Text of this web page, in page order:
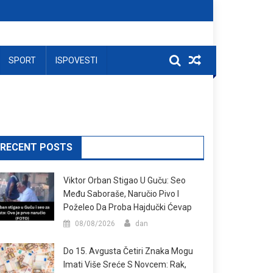
SPORT ISPOVESTI
RECENT POSTS
Viktor Orban Stigao U Guču: Seo
Među Saboraše, Naručio Pivo I
Poželeo Da Proba Hajdučki Ćevap
08/08/2026 dan
Do 15. Avgusta Četiri Znaka Mogu
Imati Više Sreće S Novcem: Rak,